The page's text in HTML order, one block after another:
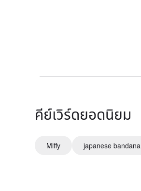
คีย์เวิร์ดยอดนิยม
Miffy japanese bandana